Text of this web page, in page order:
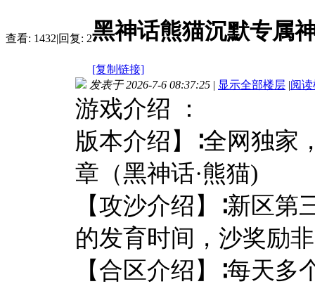
查看: 1432|回复: 2黑神话熊猫沉默专属
[复制链接]
发表于 2026-7-6 08:37:25 | 显示全部楼层 |阅
游戏介绍 ：
版本介绍】∶全网独家
章（黑神话·熊猫)
【攻沙介绍】∶新区
的发育时间，沙奖励
【合区介绍】∶每天